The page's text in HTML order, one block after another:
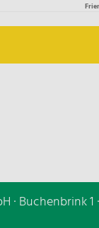
· Buchenbrink 1